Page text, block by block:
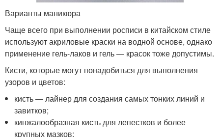
Варианты маникюра
Чаще всего при выполнении росписи в китайском стиле
используют акриловые краски на водной основе, однако
применение гель-лаков и гель — красок тоже допустимы.
Кисти, которые могут понадобиться для выполнения
узоров и цветов:
кисть — лайнер для создания самых тонких линий и
завитков;
кинжалообразная кисть для лепестков и более
крупных мазков;